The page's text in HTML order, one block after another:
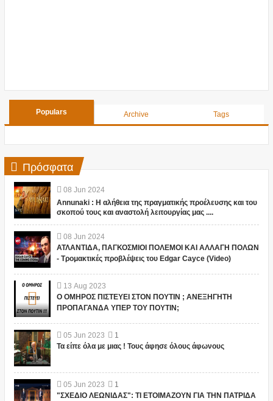
Populars Archive Tags
Πρόσφατα
08 Jun 2024
Annunaki : Η αλήθεια της πραγματικής προέλευσης και του
σκοπού τους και αναστολή λειτουργίας μας ....
08 Jun 2024
ΑΤΛΑΝΤΙΔΑ, ΠΑΓΚΟΣΜΙΟΙ ΠΟΛΕΜΟΙ ΚΑΙ ΑΛΛΑΓΗ ΠΟΛΩΝ
- Τρομακτικές προβλέψεις του Edgar Cayce (Video)
13 Aug 2023
Ο ΟΜΗΡΟΣ ΠΙΣΤΕΥΕΙ ΣΤΟΝ ΠΟΥΤΙΝ ; ΑΝΕΞΗΓΗΤΗ
ΠΡΟΠΑΓΑΝΔΑ ΥΠΕΡ ΤΟΥ ΠΟΥΤΙΝ;
05 Jun 2023
1
Τα είπε όλα με μιας ! Τους άφησε όλους άφωνους
05 Jun 2023
1
"ΣΧΕΔΙΟ ΛΕΩΝΙΔΑΣ": ΤΙ ΕΤΟΙΜΑΖΟΥΝ ΓΙΑ ΤΗΝ ΠΑΤΡΙΔΑ